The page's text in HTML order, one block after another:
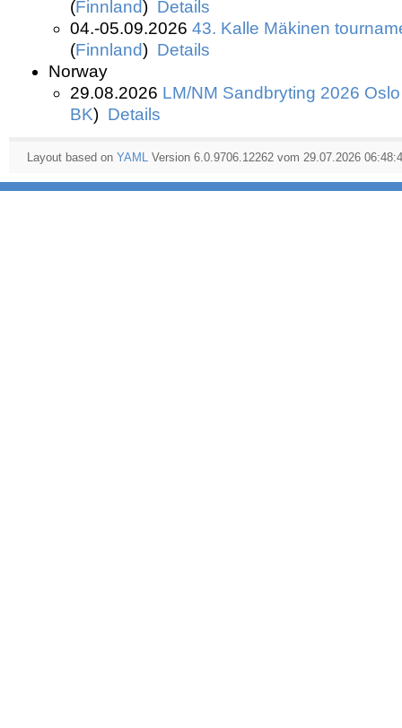
(Finnland) Details
04.-05.09.202643. Kalle Mäkinen
(Finnland) Details
Norway
29.08.2026 LM/NM Sandbryting 2026 Oslo
BK) Details
Layout based on YAML Version 6.0.9706.12262 vom 29.07.2026